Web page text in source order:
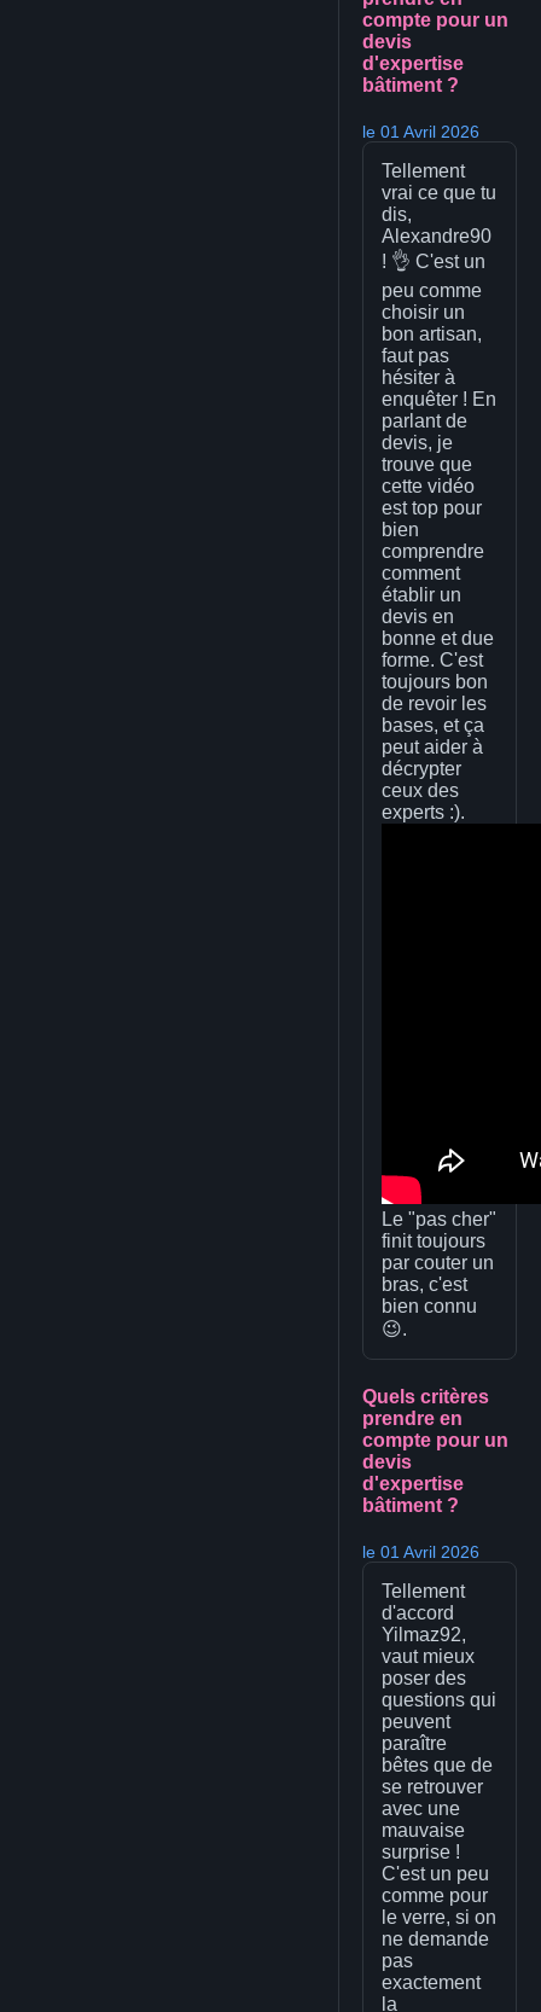
compte pour un
devis
d'expertise
bâtiment ?
le 01 Avril 2026
Tellement
vrai ce que tu
dis,
Alexandre90
! 👌 C'est un
peu comme
choisir un
bon artisan,
faut pas
hésiter à
enquêter ! En
parlant de
devis, je
trouve que
cette vidéo
est top pour
bien
comprendre
comment
établir un
devis en
bonne et due
forme. C'est
toujours bon
de revoir les
bases, et ça
peut aider à
décrypter
ceux des
experts :).
Le "pas cher"
finit toujours
par couter un
bras, c'est
bien connu
😉.
Quels critères
prendre en
compte pour un
devis
d'expertise
bâtiment ?
le 01 Avril 2026
Tellement
d'accord
Yilmaz92,
vaut mieux
poser des
questions qui
peuvent
paraître
bêtes que de
se retrouver
avec une
mauvaise
surprise !
C'est un peu
comme pour
le verre, si on
ne demande
pas
exactement
la